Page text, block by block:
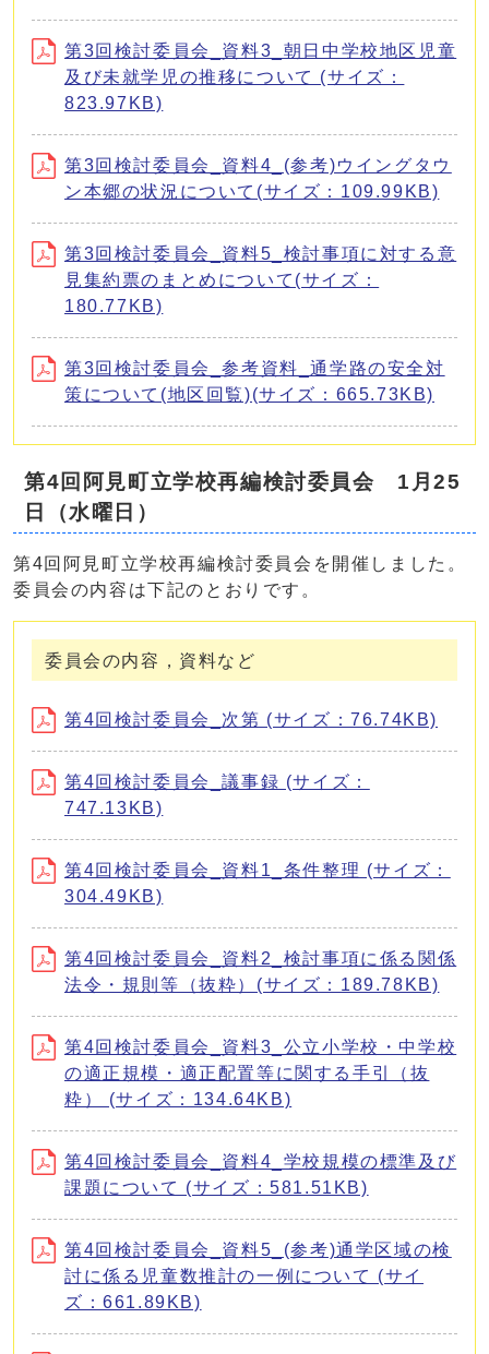
第3回検討委員会_資料3_朝日中学校地区児童
及び未就学児の推移について (サイズ：
823.97KB)
第3回検討委員会_資料4_(参考)ウイングタウ
ン本郷の状況について(サイズ：109.99KB)
第3回検討委員会_資料5_検討事項に対する意
見集約票のまとめについて(サイズ：
180.77KB)
第3回検討委員会_参考資料_通学路の安全対
策について(地区回覧)(サイズ：665.73KB)
第4回阿見町立学校再編検討委員会 1月25
日（水曜日）
第4回阿見町立学校再編検討委員会を開催しました。
委員会の内容は下記のとおりです。
委員会の内容，資料など
第4回検討委員会_次第 (サイズ：76.74KB)
第4回検討委員会_議事録 (サイズ：
747.13KB)
第4回検討委員会_資料1_条件整理 (サイズ：
304.49KB)
第4回検討委員会_資料2_検討事項に係る関係
法令・規則等（抜粋）(サイズ：189.78KB)
第4回検討委員会_資料3_公立小学校・中学校
の適正規模・適正配置等に関する手引（抜
粋） (サイズ：134.64KB)
第4回検討委員会_資料4_学校規模の標準及び
課題について (サイズ：581.51KB)
第4回検討委員会_資料5_(参考)通学区域の検
討に係る児童数推計の一例について (サイ
ズ：661.89KB)